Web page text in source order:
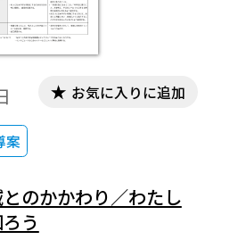
案
お気に入りに追加
のかかわり／わたし
う